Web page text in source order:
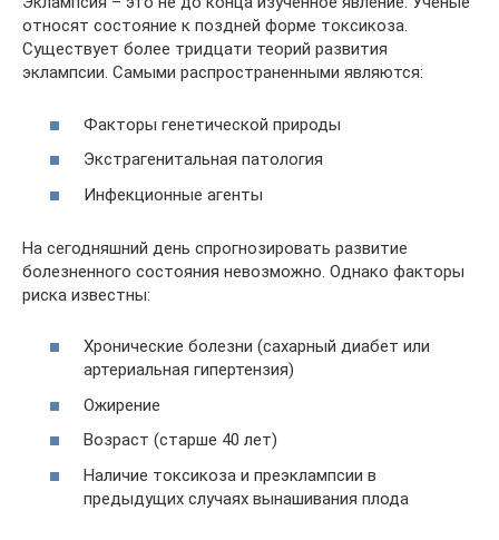
относят состояние к поздней форме токсикоза.
Существует более тридцати теорий развития
эклампсии. Самыми распространенными являются:
Факторы генетической природы
Экстрагенитальная патология
Инфекционные агенты
На сегодняшний день спрогнозировать развитие
болезненного состояния невозможно. Однако факторы
риска известны:
Хронические болезни (сахарный диабет или
артериальная гипертензия)
Ожирение
Возраст (старше 40 лет)
Наличие токсикоза и преэклампсии в
предыдущих случаях вынашивания плода